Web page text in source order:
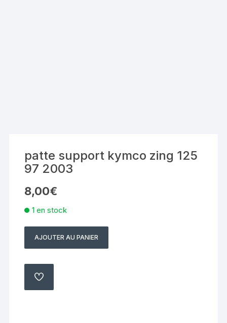
patte support kymco zing 125
97 2003
8,00€
1 en stock
quantité
patte
support
kymco
AJOUTER AU PANIER
AJOUTER